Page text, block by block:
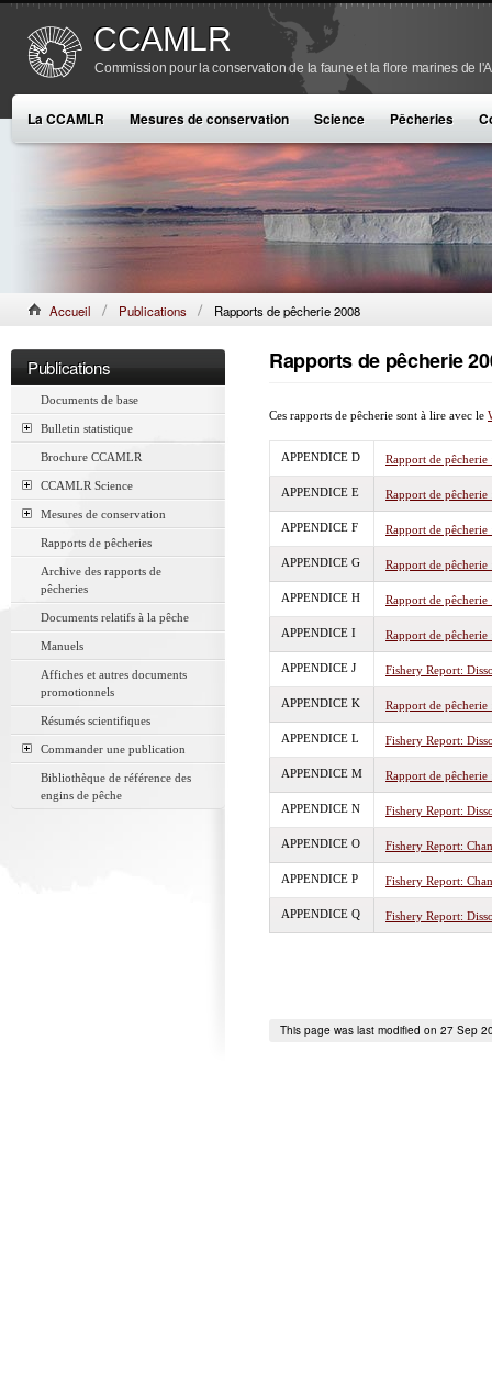
CCAMLR
Commission pour la conservation de la faune et la flore marines de
La CCAMLR Mesures de conservation Science Pêcheries
Accueil Publications Rapports de pêcherie 2008
Publications
Documents de base
Bulletin statistique
Brochure CCAMLR
CCAMLR Science
Mesures de conservation
Rapports de pêcheries
Archive des rapports de
pêcheries
Documents relatifs à la pêche
Manuels
Affiches et autres documents
promotionnels
Résumés scientifiques
Commander une publication
Bibliothèque de référence des
engins de pêche
Rapports de pêcherie
Ces rapports de pêcherie sont à lire avec le
APPENDICE D Rapport de
APPENDICE E Rapport de
APPENDICE F Rapport de
APPENDICE G Rapport de
APPENDICE H Rapport de pêcherie
APPENDICE I Rapport de pêcherie
APPENDICE J Fishery Report:
APPENDICE K Rapport de
APPENDICE L Fishery Report:
APPENDICE M Rapport de
APPENDICE N Fishery Report:
APPENDICE O Fishery Report:
APPENDICE P Fishery Report:
APPENDICE Q Fishery Report:
This page was last modified on 27 Sep